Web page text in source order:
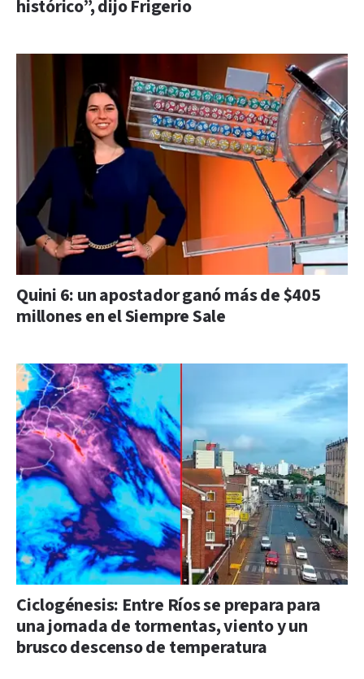
histórico”, dijo Frigerio
Quini 6: un apostador ganó más de $405
millones en el Siempre Sale
Ciclogénesis: Entre Ríos se prepara para
una jornada de tormentas, viento y un
brusco descenso de temperatura